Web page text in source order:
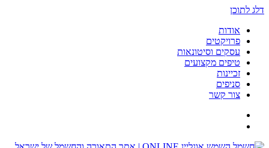
דלג לתוכן
אודות
פרויקטים
עסקים וסיטונאות
טיפים מקצועים
זכיינות
סניפים
צור קשר